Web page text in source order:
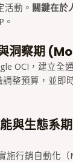
活動。 關鍵在於
。
洞察期
OCI，建立全
整預算，並即
與生態系
施行銷自動化